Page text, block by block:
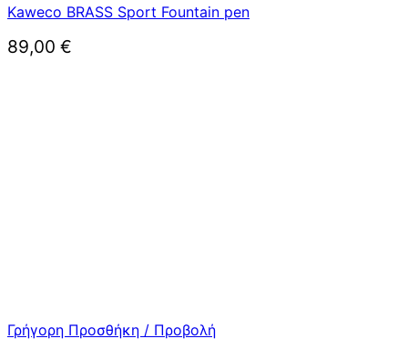
Kaweco BRASS Sport Fountain pen
89,00 €
Γρήγορη Προσθήκη / Προβολή